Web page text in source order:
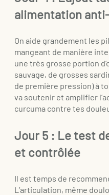
alimentation
On aide grandement les
mangeant de manière
une très grosse portion
sauvage, de grosses
de première pression) à
va soutenir et amplifier
curcuma contre tes
Jour 5 : Le test
et contrôlée
Il est temps de
L’articulation, même